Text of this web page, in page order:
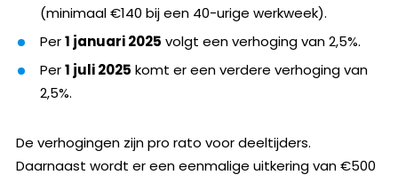
(minimaal €140 bij een 40-urige werkweek).
Per1 januari 2025 volgt een verhoging van 2,5%.
Per1 juli 2025 komt er een verdere verhoging van
2,5%.
De verhogingen zijn pro rato voor deeltijders.
Daarnaast wordt er een eenmalige uitkering van €500